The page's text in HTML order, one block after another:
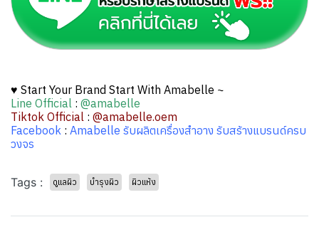
♥ Start Your Brand Start With Amabelle ~
Line Official : @amabelle
Tiktok Official : @amabelle.oem
Facebook : Amabelle รับผลิตเครื่องสำอาง รับสร้างแบรนด์ครบ
วงจร
Tags : ดูแลผิว บำรุงผิว ผิวแห้ง